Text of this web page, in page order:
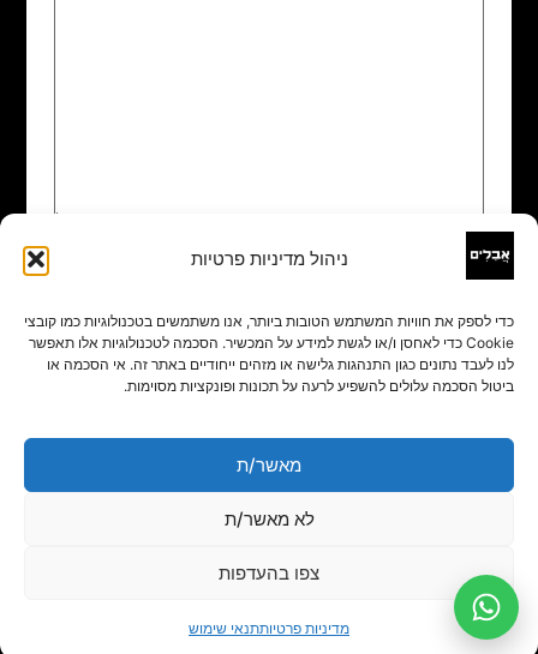
ניהול מדיניות פרטיות
כדי לספק את חוויות המשתמש הטובות ביותר, אנו משתמשים בטכנולוגיות כמו קובצי
Cookie כדי לאחסן ו/או לגשת למידע על המכשיר. הסכמה לטכנולוגיות אלו תאפשר
לנו לעבד נתונים כגון התנהגות גלישה או מזהים ייחודיים באתר זה. אי הסכמה או
ביטול הסכמה עלולים להשפיע לרעה על תכונות ופונקציות מסוימות.
מאשר/ת
לא מאשר/ת
צפו בהעדפות
מדיניות פרטיותתנאי שימוש
שם
אימייל*